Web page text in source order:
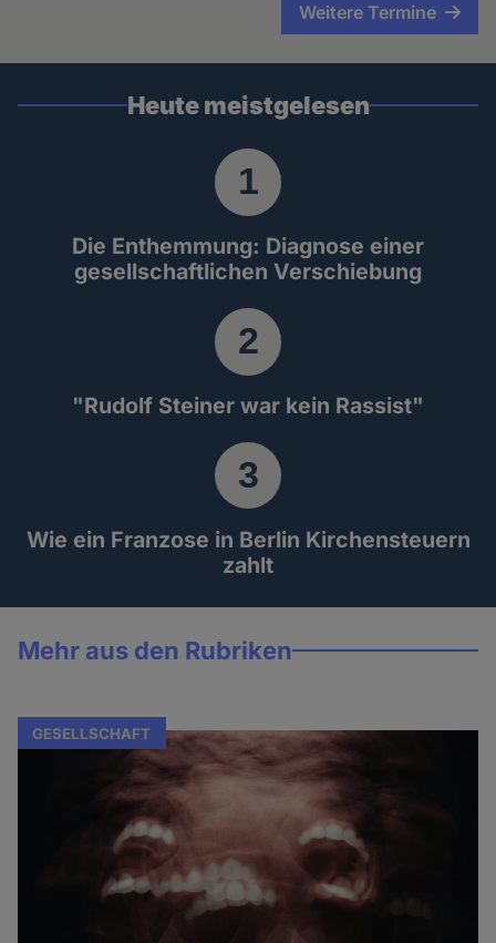
Weitere Termine
Heute meistgelesen
Die Enthemmung: Diagnose einer
gesellschaftlichen Verschiebung
"Rudolf Steiner war kein Rassist"
Wie ein Franzose in Berlin Kirchensteuern
zahlt
Mehr aus den Rubriken
GESELLSCHAFT